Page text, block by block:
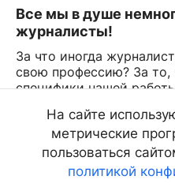
Все мы в душе
журналисты!
За что иногда
свою профессию? За то,
специфики нашей
писать и о чем писать.
большинство
и даже «суперзвезд»
28.10.12, 15:00 2031
На сайте
метрические
пользоваться
политикой